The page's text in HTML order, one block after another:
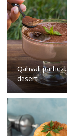
Qahvali
desert